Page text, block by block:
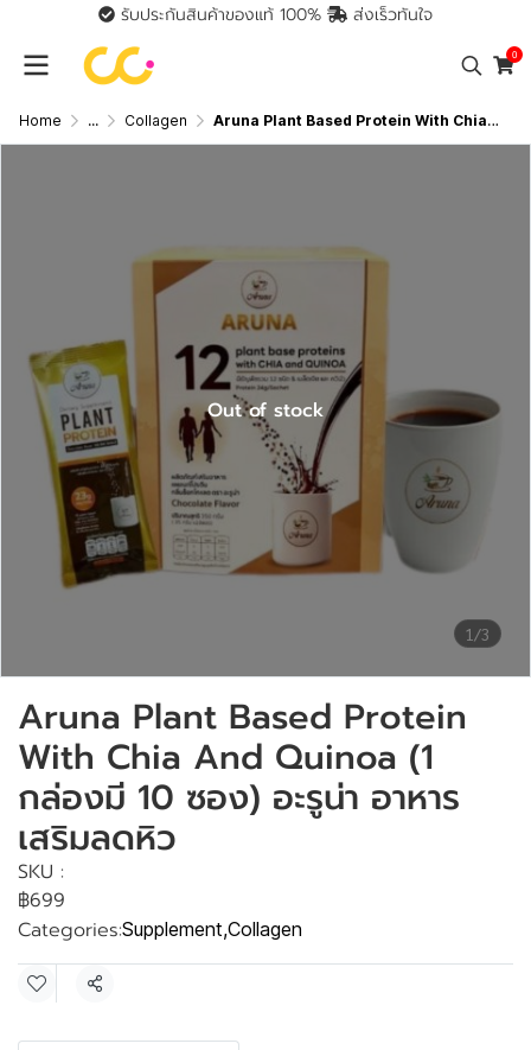
รับประกันสินค้าของแท้ 100% ส่งเร็วทันใจ
0
Home ... Collagen Aruna Plant Based Protein With Chia And Quinoa (1 กล่องมี 10 ซอง) อะรูน่า อาหารเสริมลดหิว
1/3
Out of stock
Aruna Plant Based Protein
With Chia And Quinoa (1
กล่องมี 10 ซอง) อะรูน่า อาหาร
เสริมลดหิว
SKU :
฿699
Categories:Supplement,Collagen
Share